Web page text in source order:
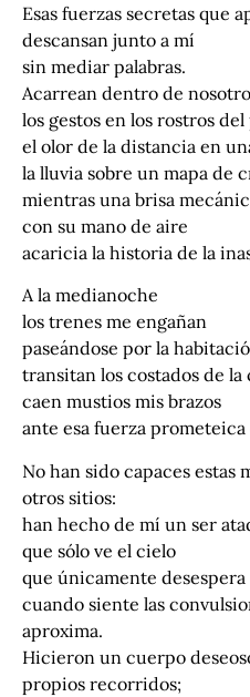
Esas fuerzas secretas que
descansan junto a mí
sin mediar palabras.
Acarrean dentro de
los gestos en los rostros del
el olor de la distancia en
la lluvia sobre un mapa de
mientras una brisa
con su mano de aire
acaricia la historia de la
A la medianoche
los trenes me engañan
paseándose por la
transitan los costados de la
caen mustios mis brazos
ante esa fuerza
No han sido capaces estas
otros sitios:
han hecho de mí un ser
que sólo ve el cielo
que únicamente desespera
cuando siente las
aproxima.
Hicieron un cuerpo
propios recorridos;